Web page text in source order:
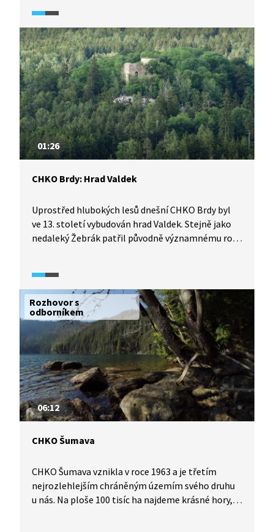
jeskyně s bohatou krápníkovou výzdobou, tak
i hluboké kaňony, propady, skalní žleby nebo
závrty.
01:26
CHKO Brdy: Hrad Valdek
Uprostřed hlubokých lesů dnešní CHKO Brdy byl
ve 13. století vybudován hrad Valdek. Stejně jako
nedaleký Žebrák patřil původně významnému rodu
Valdek inspirací pro spisovatele a také oblíbeným
cílem výletů skautů a trampů. Od roku 1965 je hrad
kulturní památkou.
Rozhovor s
odborníkem
06:12
CHKO Šumava
CHKO Šumava vznikla v roce 1963 a je třetím
nejrozlehlejším chráněným územím svého druhu
u nás. Na ploše 100 tisíc ha najdeme krásné hory,